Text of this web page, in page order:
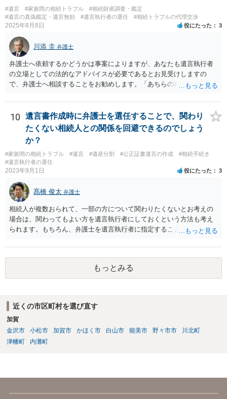
#遺言 #家族間の相続トラブル
#相続財産調査・鑑定
#遺言の真偽鑑定・遺言無効
#遺言執行者の選任 #相続トラブルの代理交渉
2025年8月8日 役にたった 3
川添 圭 弁護士
弁護士へ依頼するかどうかは事案によりますが、あなたも遺言執行者
の立場としての法的なアドバイスが必要であるとお見受けしますの
で、弁護士へ相談することをお勧めします。「あちらの弁護士」（元
誘導しかしてこないと思います。
10
遺言書作成時に弁護士を選任することで、関わり
たくない相続人との関係を回避できるのでしょう
か？
#家族間の相続トラブル #遺言 #遺産分割 #公正証書遺言の作成
#相続手続き
#遺言執行者の選任
2023年9月1日 役にたった 3
髙橋 俊太 弁護士
相続人が複数おられて、一部の方について関わりたくないとお考えの
場合は、関わってもよい方を遺言執行者にしておくという方法も考え
られます。もちろん、弁護士を遺言執行者に指定することもできます
方に再委任の権限を付与しておくという方法もあります。 一度、弁護
士に直接ご相談されることをお勧めいたします。
もっとみる
近くの市区町村を選び直す
加賀
金沢市
小松市 加賀市 かほく市 白山市 能美市 野々市市
川北町
津幡町
内灘町